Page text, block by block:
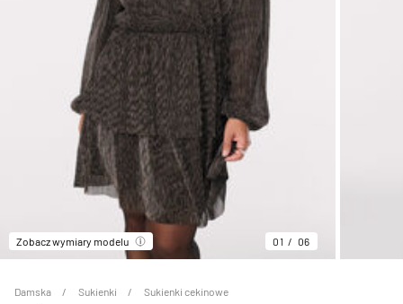
Zobacz wymiary modelu 01 06
Damska Sukienki Sukienki cekinowe